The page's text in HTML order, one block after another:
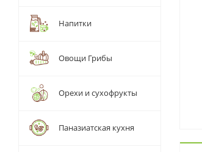
Напитки
Овощи Грибы
Орехи и сухофрукты
Паназиатская кухня